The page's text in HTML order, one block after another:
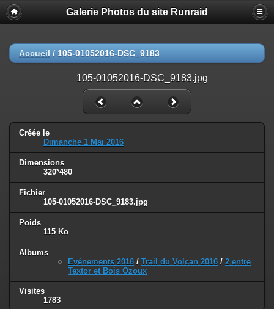
Galerie Photos du site Runraid
Accueil / 105-01052016-DSC_9183
Créée le
Dimanche 1 Mai 2016
Dimensions
320*480
Fichier
105-01052016-DSC_9183.jpg
Poids
115 Ko
Albums
Evénements 2016 / Trail du Volcan 2016 / 2 entre
Textor et Bois Ozoux
Visites
1783